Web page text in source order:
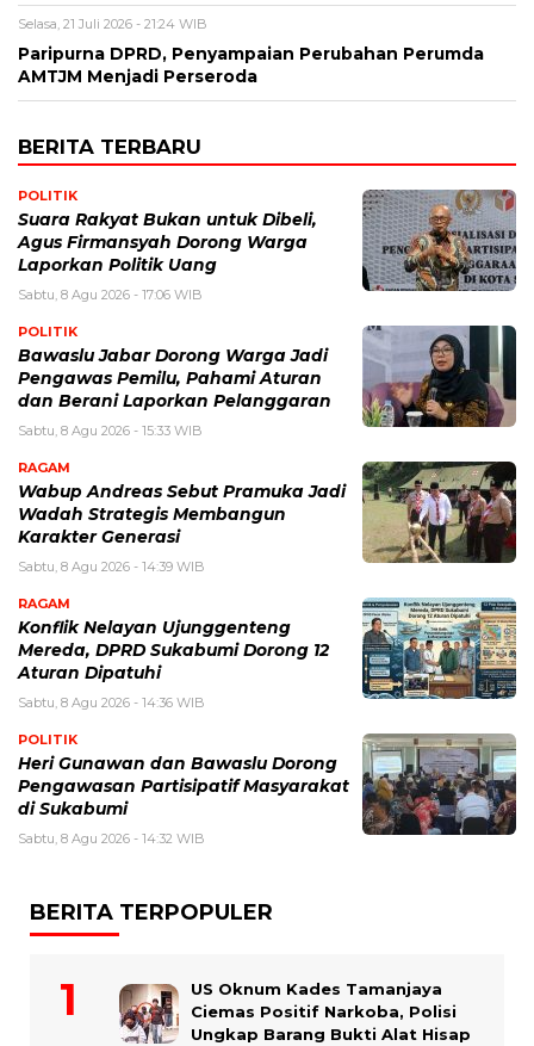
Selasa, 21 Juli 2026 - 21:24 WIB
Paripurna DPRD, Penyampaian Perubahan Perumda
AMTJM Menjadi Perseroda
BERITA TERBARU
POLITIK
Suara Rakyat Bukan untuk Dibeli,
Agus Firmansyah Dorong Warga
Laporkan Politik Uang
Sabtu, 8 Agu 2026 - 17:06 WIB
POLITIK
Bawaslu Jabar Dorong Warga Jadi
Pengawas Pemilu, Pahami Aturan
dan Berani Laporkan Pelanggaran
Sabtu, 8 Agu 2026 - 15:33 WIB
RAGAM
Wabup Andreas Sebut Pramuka Jadi
Wadah Strategis Membangun
Karakter Generasi ‎
Sabtu, 8 Agu 2026 - 14:39 WIB
RAGAM
Konflik Nelayan Ujunggenteng
Mereda, DPRD Sukabumi Dorong 12
Aturan Dipatuhi
Sabtu, 8 Agu 2026 - 14:36 WIB
POLITIK
Heri Gunawan dan Bawaslu Dorong
Pengawasan Partisipatif Masyarakat
di Sukabumi
Sabtu, 8 Agu 2026 - 14:32 WIB
BERITA TERPOPULER
US Oknum Kades Tamanjaya
Ciemas Positif Narkoba, Polisi
Ungkap Barang Bukti Alat Hisap